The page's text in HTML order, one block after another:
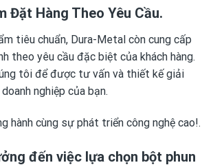
Đặt Hàng Theo Yêu Cầu.
tiêu chuẩn, Dura-Metal còn cung cấp
theo yêu cầu đặc biệt của khách hàng.
tôi để được tư vấn và thiết kế giải
nghiệp của bạn.
hành cùng sự phát triển công nghệ cao!.
đến việc lựa chọn bột phun